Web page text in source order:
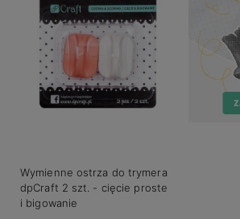
Wymienne ostrza do trymera
dpCraft 2 szt. - cięcie proste
i bigowanie